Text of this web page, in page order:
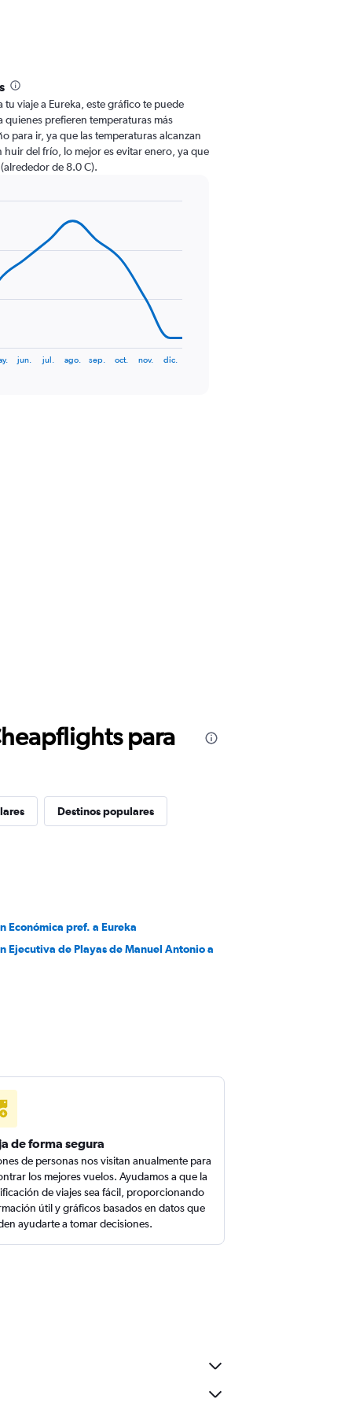
viaje a Eureka, este gráfico te puede
quienes prefieren temperaturas más
para ir, ya que las temperaturas alcanzan
huir del frío, lo mejor es evitar enero, ya que
de 8.0 C).
jun. jul. ago. sep. oct. nov. dic.
para
Destinos populares
Económica pref. a Eureka
Ejecutiva de Playas de Manuel Antonio a
de forma segura
de personas nos visitan anualmente para
los mejores vuelos. Ayudamos a que la
de viajes sea fácil, proporcionando
útil y gráficos basados en datos que
ayudarte a tomar decisiones.